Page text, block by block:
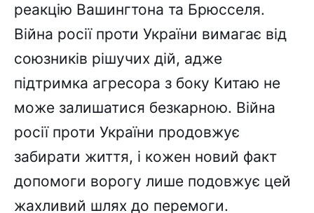
реакцію Вашингтона та Брюсселя.
Війна росії проти України вимагає від
союзників рішучих дій, адже
підтримка агресора з боку Китаю не
може залишатися безкарною. Війна
росії проти України продовжує
забирати життя, і кожен новий факт
допомоги ворогу лише подовжує цей
жахливий шлях до перемоги.